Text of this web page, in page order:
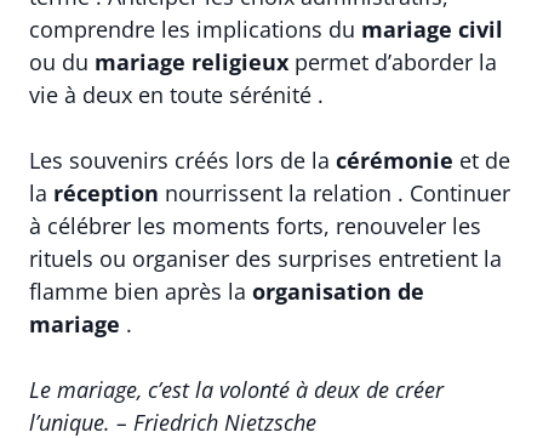
comprendre les implications du mariage civil
ou du mariage religieux permet d’aborder la
vie à deux en toute sérénité .
Les souvenirs créés lors de la cérémonie et de
la réception nourrissent la relation . Continuer
à célébrer les moments forts, renouveler les
rituels ou organiser des surprises entretient la
flamme bien après la organisation de
mariage .
Le mariage, c’est la volonté à deux de créer
l’unique. – Friedrich Nietzsche